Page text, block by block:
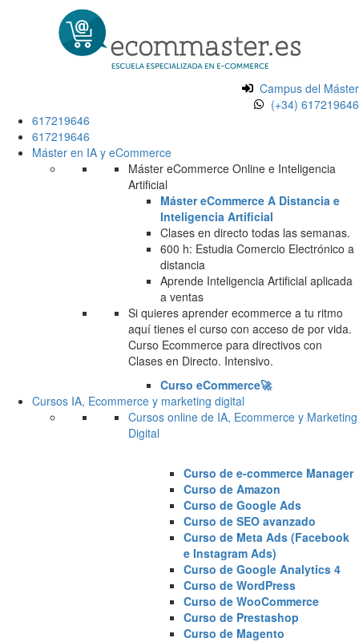
Campus del Máster
(+34) 617219646
617219646
617219646
Máster en IA y eCommerce
Máster eCommerce Online e Inteligencia
Artificial
Máster eCommerce A Distancia e
Inteligencia Artificial
Clases en directo todas las semanas.
600 h: Estudia Comercio Electrónico a
distancia
Aprende Inteligencia Artificial aplicada
a ventas
Si quieres aprender ecommerce a tu ritmo
aquí tienes el curso con acceso de por vida.
Curso Ecommerce para directivos con
Clases en Directo. Intensivo.
Curso eCommerce🚀
Cursos IA, Ecommerce y marketing digital
Cursos online de IA, Ecommerce y Marketing
Digital
Curso de e-commerce Manager
Curso de Amazon
Curso de Google Ads
Curso de SEO avanzado
Curso de Meta Ads (Facebook
e Instagram Ads)
Curso de Google Analytics 4
Curso de WordPress
Curso de WooCommerce
Curso de Prestashop
Curso de Magento